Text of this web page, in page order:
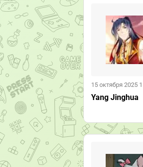
15 октября 2025
Yang Jinghua